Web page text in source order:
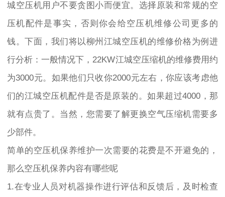
城空压机用户不要贪图小而便宜。选择原装和常规的空
压机配件是事实，否则你会给空压机维修公司更多的
钱。下面，我们将以柳州江城空压机的维修价格为例进
行分析：一般情况下，22KW江城空压缩机的维修费用约
为3000元。如果他们只收你2000元左右，你应该考虑他
们的江城空压机配件是否是原装的。如果超过4000，那
就有点贵了。当然，您需要了解更换空气压缩机需要多
少部件。
简单的空压机保养维护一次需要的花费是不开避免的，
那么空压机保养内容有哪些呢
1.在专业人员对机器操作进行评估和反馈后，及时检查